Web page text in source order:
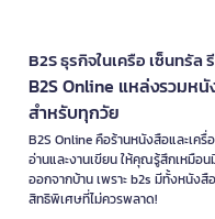
B2S ธุรกิจในเครือ เซ็นทรั
B2S Online แหล่งรวมหนั
สำหรับทุกวัย
B2S Online คือร้านหนังสือและเค
อ่านและงานเขียน ให้คุณรู้สึกเหมือ
ออกจากบ้าน เพราะ b2s มีทั้งหนัง
สิทธิพิเศษที่ไม่ควรพลาด!